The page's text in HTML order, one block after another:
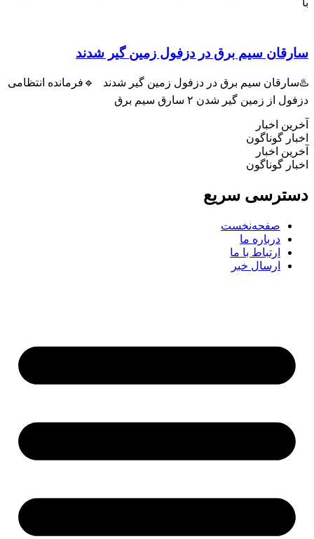
سیم برق در دزفول زمین گیر شدند
سیم برق در دزفول زمین گیر شدند 🔹فرمانده انتظامی
زمین گیر شدن ۲ سارق سیم برق
اخبار
گوناگون
اخبار
گوناگون
سریع
صفحه‌نخست
درباره ما
ارتباط با ما
ارسال خبر